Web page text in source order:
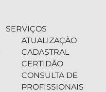
SERVIÇOS
ATUALIZAÇÃO
CADASTRAL
CERTIDÃO
CONSULTA DE
PROFISSIONAIS